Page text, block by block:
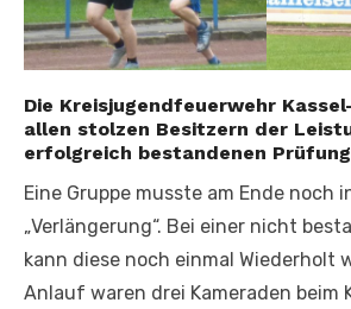
Die Kreisjugendfeuerwehr
allen stolzen Besitzern der
erfolgreich bestandenen
Eine Gruppe musste am Ende noch
„Verlängerung“. Bei einer nicht
kann diese noch einmal Wiederholt
Anlauf waren drei Kameraden beim